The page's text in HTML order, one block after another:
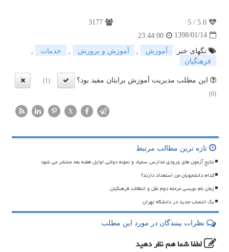
5.0
/
5
3177
1398/01/14
23:44:00
تگهای خبر:
آموزش , آموزش و پرورش , خدمات
,
فرهنگیان
این مطلب مدیریت آموزش برایتان مفید بود؟
(1)
(0)
X
تازه ترین مطالب مرتبط
نتایج آزمون های ورودی مدارس سمپاد و نمونه دولتی اوایل هفته بعد منتشر می شود
کدام دانشجویان من استعداد دارند؟
زمان نام نویسی مرحله دوم نقل و انتقالات فرهنگیان
یک انتصاب جدید در دانشگاه تهران
نظرات بینندگان در مورد این مطلب
لطفا شما همنظر دهید